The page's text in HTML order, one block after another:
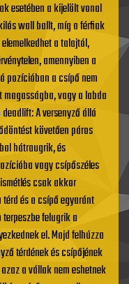
esetében a kijelölt vonal
wall ballt, míg a férfiak
a talajtól,
amennyiben a
pozícióban a csípő nem
vagy a labda
A versenyző álló
követően páros
hátraugrik, és
vagy csípőszéles
csak akkor
és a csípő egyaránt
felugrik a
el. Majd felhúzza
térdének és csípőjének
a vállak nem eshetnek